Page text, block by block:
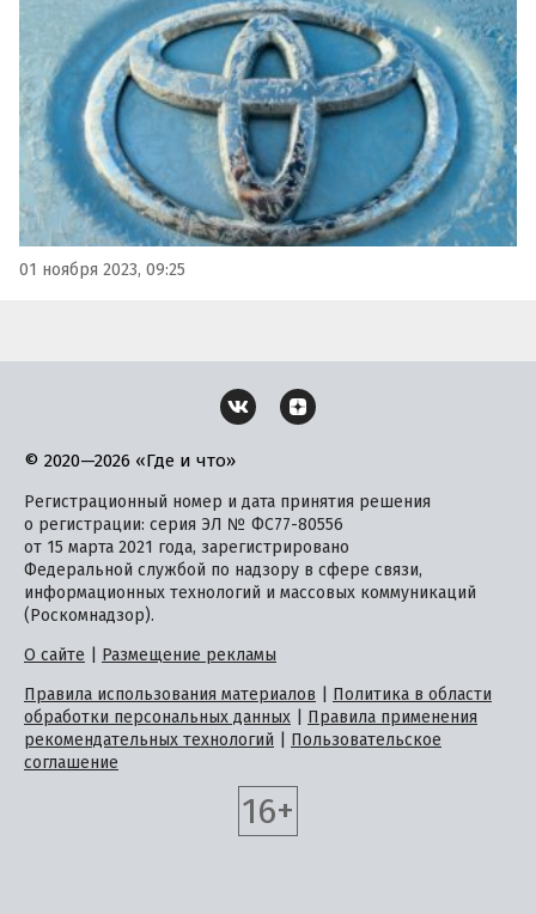
долларов. Ее завод, расположенный Северной
Каролине, занимается производством тяговых батарей
для…
01 ноября 2023, 09:25
© 2020—2026 «Где и что»
Регистрационный номер и дата принятия решения
о регистрации: серия ЭЛ № ФС77-80556
от 15 марта 2021 года, зарегистрировано
Федеральной службой по надзору в сфере связи,
информационных технологий и массовых коммуникаций
(Роскомнадзор).
О сайте
Размещение рекламы
Правила использования материалов
Политика в области
обработки персональных данных
Правила применения
рекомендательных технологий
Пользовательское
соглашение
16+